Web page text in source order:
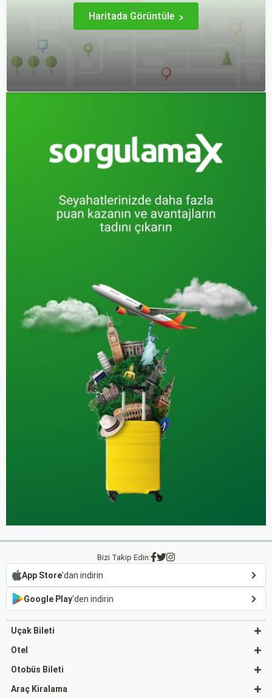
imkanları sunmaktadır.
deneyimler sunmaktadır.
Haritada Görüntüle
Bizi Takip Edin:
App Store'dan indirin
Google Play'den indirin
Uçak Bileti
Otel
Otobüs Bileti
Araç Kiralama